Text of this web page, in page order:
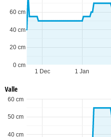
1 Dec 1 Jan
0 cm
20 cm
40 cm
60 cm
Valle
40 cm
50 cm
60 cm